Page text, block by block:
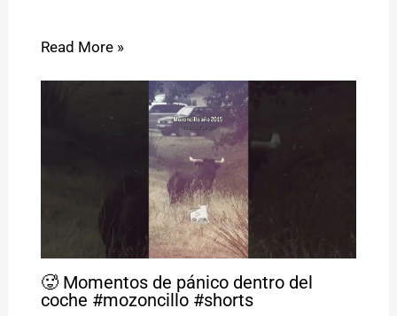
Read More »
🥵 Momentos de pánico dentro del
coche #mozoncillo #shorts